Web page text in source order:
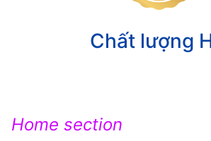
Chất lượng
Home section